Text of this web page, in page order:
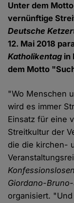
Unter dem
vernünftige
Deutsche
12. Mai 2018
Katholikentag in
dem Motto
"Wo Menschen
wird es immer
Einsatz für eine
Streitkultur der
die die kirchen-
Giordano-
organisiert.